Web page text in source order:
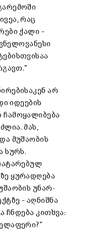
რაც
ქალი –
არ
იდეების
მას,
მუშაობის
სურს.
ყურადღება
უნარ-
– აღნიშნა
ჩნდება კითხვა: